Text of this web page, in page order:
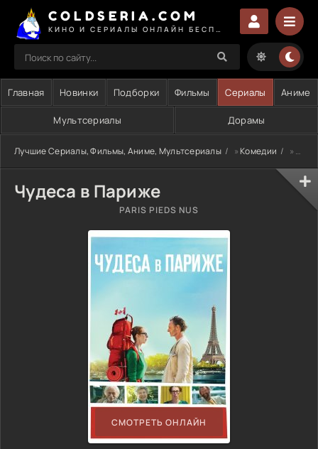
COLDSERIA.COM
Главная Новинки Подборки Фильмы Сериалы Аниме
Мультсериалы Дорамы
Лучшие Сериалы, Фильмы, Аниме, Мультсериалы »Комедии » Чудеса в Париже
Чудеса в Париже
PARIS PIEDS NUS
СМОТРЕТЬ ОНЛАЙН